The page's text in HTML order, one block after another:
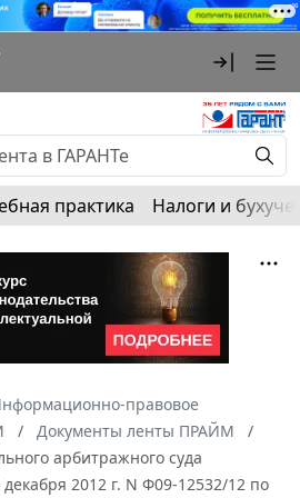
практика Налоги и
правовое
Документы ленты ПРАЙМ
арбитражного суда
декабря 2012 г. N Ф09-12532/12 по